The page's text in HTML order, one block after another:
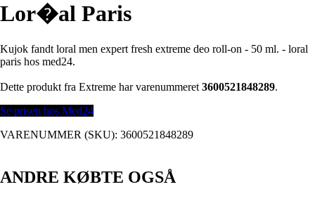
Lor�al Paris
Kujok fandt loral men expert fresh extreme deo roll-on - 50 ml. - loral
paris hos med24.
Dette produkt fra Extreme har varenummeret 3600521848289.
Se prisen hos Med24
VARENUMMER (SKU): 3600521848289
ANDRE KØBTE OGSÅ